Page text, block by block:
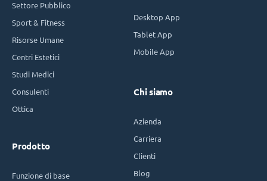
Settore Pubblico
Sport & Fitness
Risorse Umane
Centri Estetici
Studi Medici
Consulenti
Ottica
Prodotto
Funzione di base
Desktop App
Tablet App
Mobile App
Chi siamo
Azienda
Carriera
Clienti
Blog